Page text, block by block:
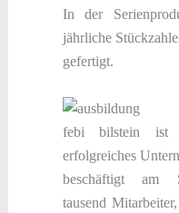
In der
jährliche
gefertigt.
febi bilstein ist
erfolgreiches
beschäftigt am
tausend